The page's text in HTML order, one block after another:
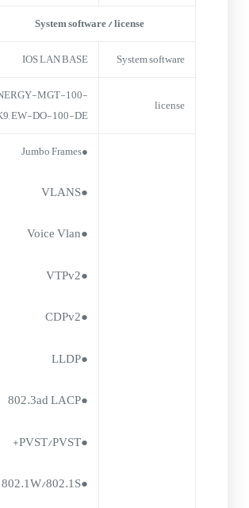
System software / license
System software
IOS LAN BASE
license
MGT-100-
EW-DO-100-DE
●Jumbo Frames
●VLANS
●Voice Vlan
●VTPv2
●CDPv2
●LLDP
●802.3ad LACP
●PVST/PVST+
●802.1W/802.1S